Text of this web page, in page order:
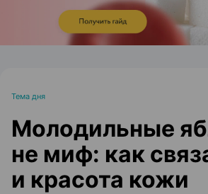
Тема дня
Молодильные
не миф: как
и красота кожи